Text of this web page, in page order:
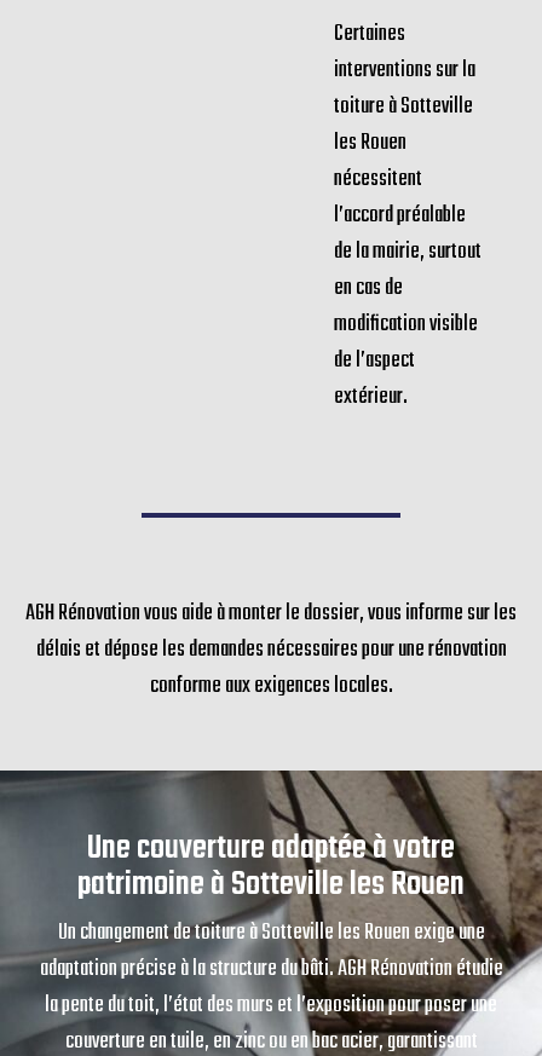
Certaines
interventions sur la
toiture à Sotteville
les Rouen
nécessitent
l’accord préalable
de la mairie, surtout
en cas de
modification visible
de l’aspect
extérieur.
AGH Rénovation vous aide à monter le dossier, vous informe sur les
délais et dépose les demandes nécessaires pour une rénovation
conforme aux exigences locales.
Une couverture adaptée à votre
patrimoine à Sotteville les Rouen
Un changement de toiture à Sotteville les Rouen exige une
adaptation précise à la structure du bâti. AGH Rénovation étudie
la pente du toit, l’état des murs et l’exposition pour poser une
couverture en tuile, en zinc ou en bac acier, garantissant